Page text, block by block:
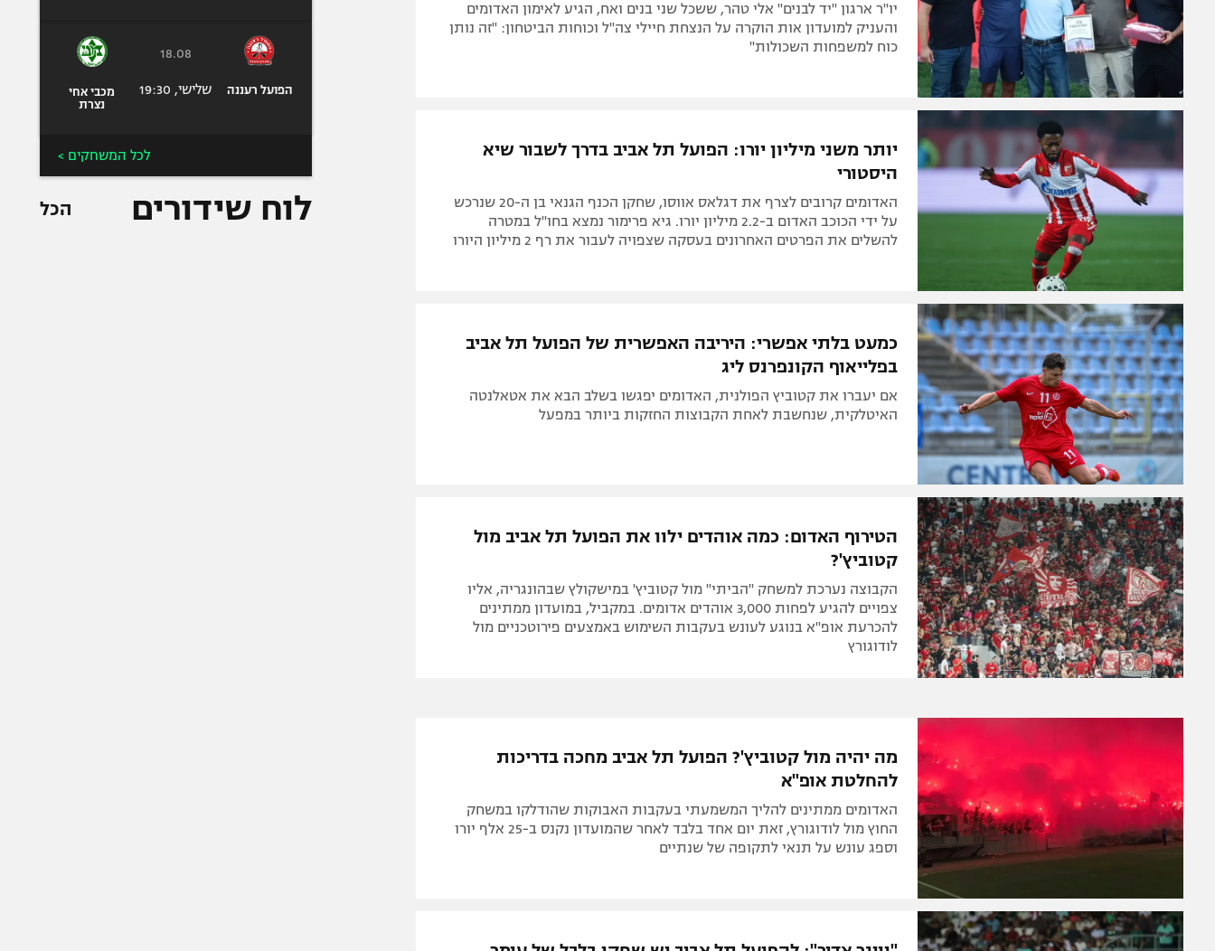
יו"ר ארגון "יד לבנים" אלי טהר, ששכל שני בנים ואח, הגיע לאימון האדומים
והעניק למועדון אות הוקרה על הנצחת חיילי צה"ל וכוחות הביטחון: "זה נותן
כוח למשפחות השכולות"
יותר משני מיליון יורו: הפועל תל אביב בדרך לשבור שיא
היסטורי
האדומים קרובים לצרף את דגלאס אווסו, שחקן הכנף הגנאי בן ה-20 שנרכש
על ידי הכוכב האדום ב-2.2 מיליון יורו. גיא פרימור נמצא בחו"ל במטרה
להשלים את הפרטים האחרונים בעסקה שצפויה לעבור את רף 2 מיליון היורו
כמעט בלתי אפשרי: היריבה האפשרית של הפועל תל אביב
בפלייאוף הקונפרנס ליג
אם יעברו את קטוביץ הפולנית, האדומים יפגשו בשלב הבא את אטאלנטה
האיטלקית, שנחשבת לאחת הקבוצות החזקות ביותר במפעל
הטירוף האדום: כמה אוהדים ילוו את הפועל תל אביב מול
קטוביץ'?
הקבוצה נערכת למשחק "הביתי" מול קטוביץ' במישקולץ שבהונגריה, אליו
צפויים להגיע לפחות 3,000 אוהדים אדומים. במקביל, במועדון ממתינים
להכרעת אופ"א בנוגע לעונש בעקבות השימוש באמצעים פירוטכניים מול
לודוגורץ
מה יהיה מול קטוביץ'? הפועל תל אביב מחכה בדריכות
להחלטת אופ"א
האדומים ממתינים להליך המשמעתי בעקבות האבוקות שהודלקו במשחק
החוץ מול לודוגורץ, זאת יום אחד בלבד לאחר שהמועדון נקנס ב-25 אלף יורו
וספג עונש על תנאי לתקופה של שנתיים
הפועל רעננה
18.08
שלישי, 19:30
מכבי אחי
נצרת
לכל המשחקים >
לוח שידורים הכל